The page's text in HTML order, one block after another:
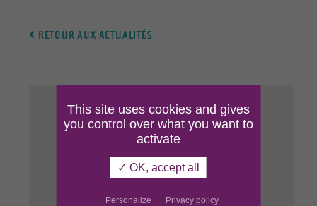
RETOUR AUX ACTUALITÉS
Formulaire de
contact
This site uses cookies and gives
you control over what you want to
activate
✓ OK, accept all
Personalize Privacy policy